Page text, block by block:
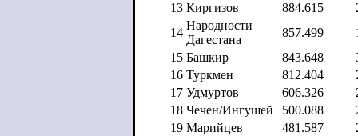
13 Киргизов 884.615
14
Народности
Дагестана
857.499
15 Башкир 843.648
16 Туркмен 812.404
17 Удмуртов 606.326
18 Чечен/Ингушей 500.088
19 Марийцев 481.587